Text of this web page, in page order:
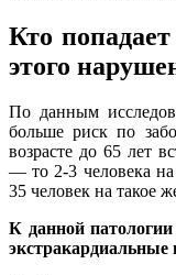
Кто
этого
По данным
больше риск по
возрасте до 65 лет
— то 2-3 человека
35 человек на такое
К данной